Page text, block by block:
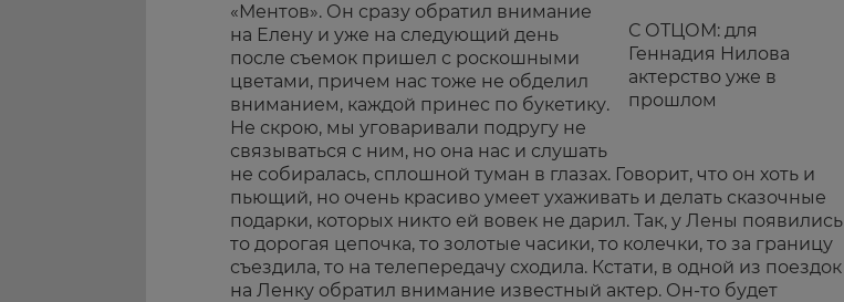
С ОТЦОМ: для
Геннадия Нилова
актерство уже в
прошлом
«Ментов». Он сразу обратил внимание
на Елену и уже на следующий день
после съемок пришел с роскошными
цветами, причем нас тоже не обделил
вниманием, каждой принес по букетику.
Не скрою, мы уговаривали подругу не
связываться с ним, но она нас и слушать
не собиралась, сплошной туман в глазах. Говорит, что он хоть и
пьющий, но очень красиво умеет ухаживать и делать сказочные
подарки, которых никто ей вовек не дарил. Так, у Лены появились
то дорогая цепочка, то золотые часики, то колечки, то за границу
съездила, то на телепередачу сходила. Кстати, в одной из поездок
на Ленку обратил внимание известный актер. Он-то будет